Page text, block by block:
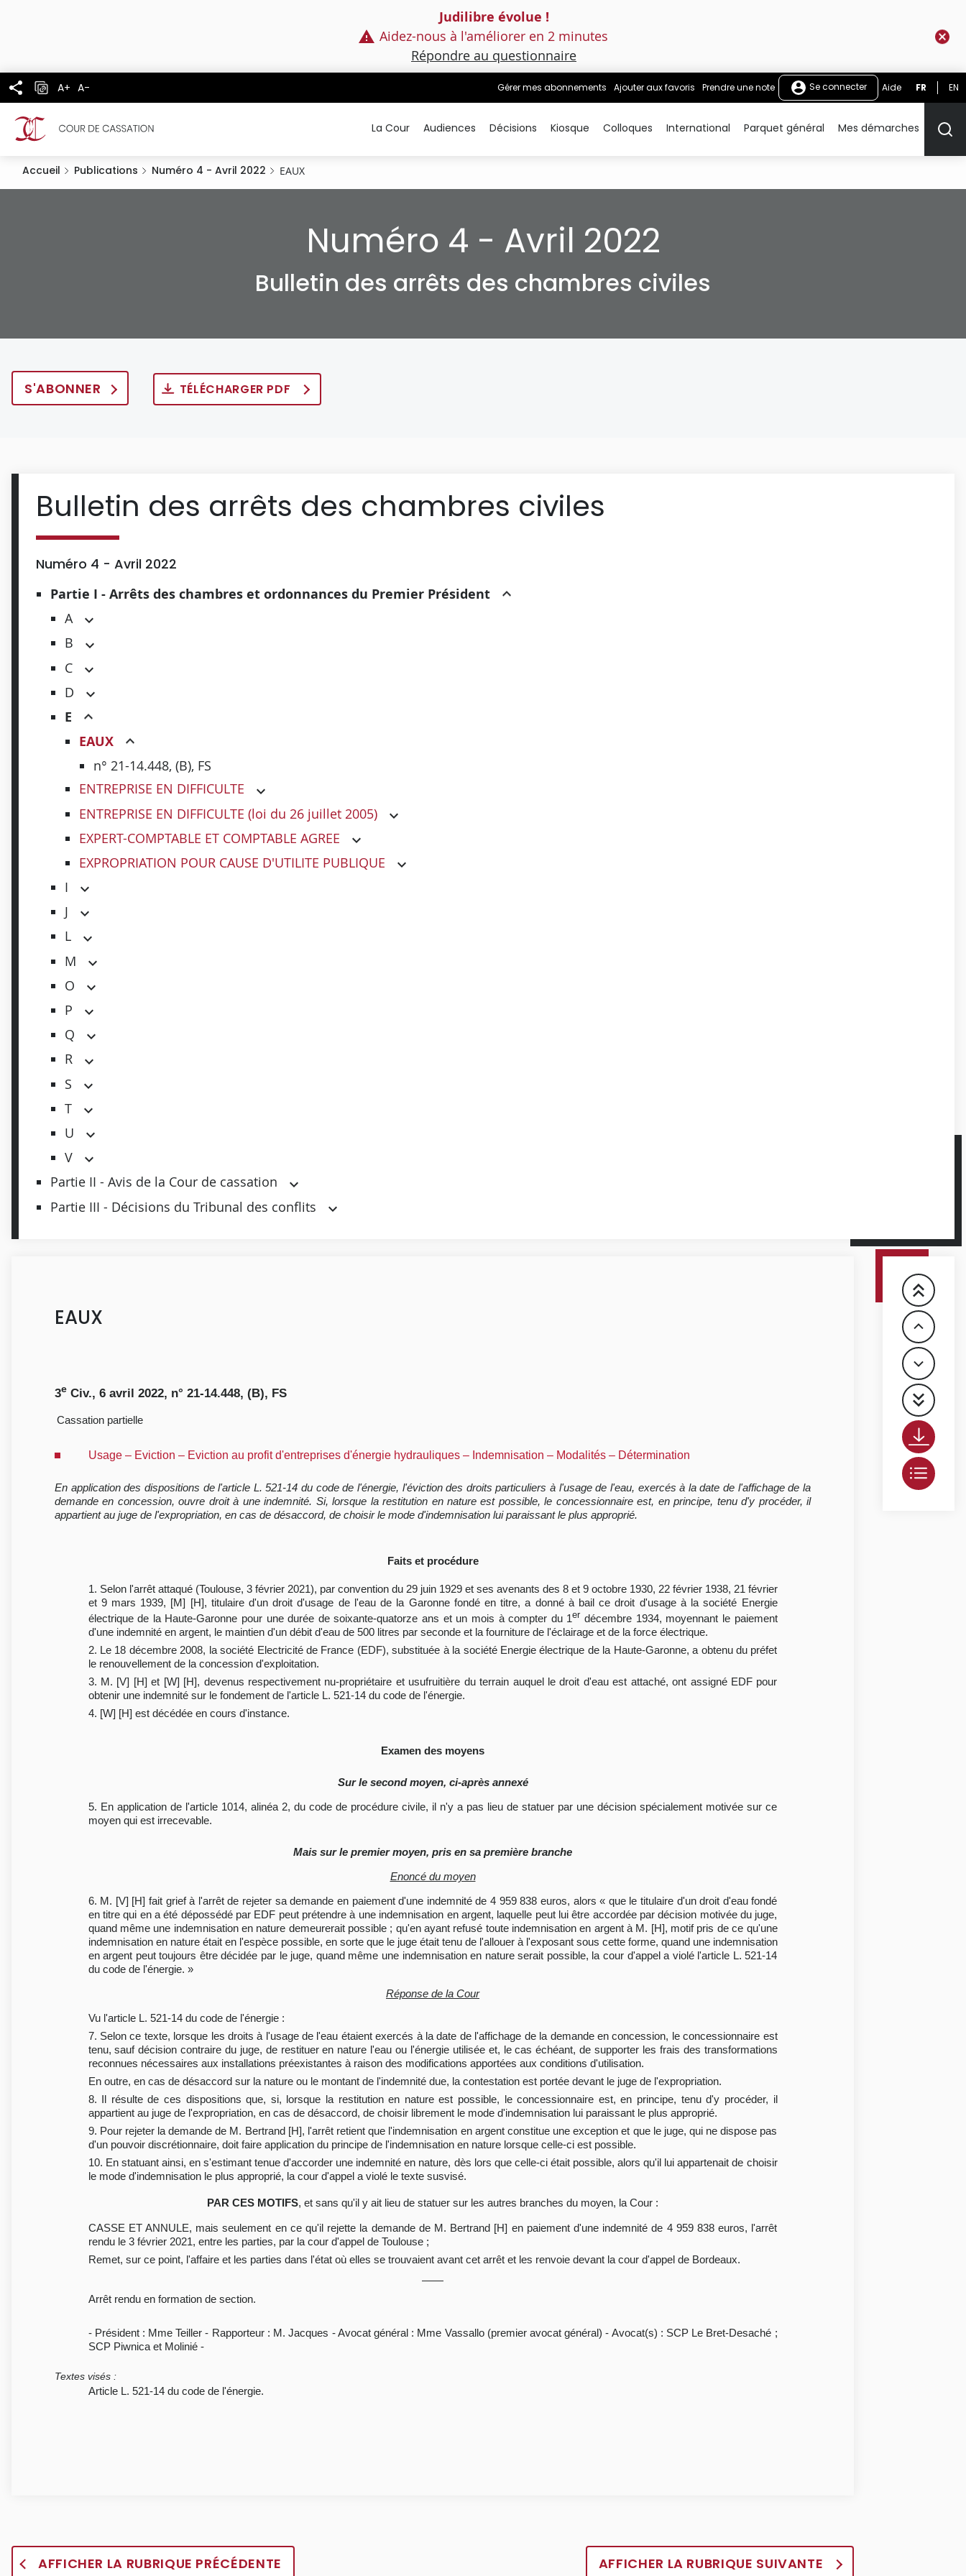
Judilibre évolue !
Aidez-nous à l'améliorer en 2 minutes
Répondre au questionnaire
A+ A- Gérer mes abonnements Ajouter aux favoris Prendre une note Se connecter Aide FR EN
La Cour Audiences Décisions Kiosque Colloques International Parquet général Mes démarches
Accueil Publications Numéro 4 - Avril 2022 EAUX
Numéro 4 - Avril 2022
Bulletin des arrêts des chambres civiles
S'ABONNER TÉLÉCHARGER PDF
Bulletin des arrêts des chambres civiles
Numéro 4 - Avril 2022
Partie I - Arrêts des chambres et ordonnances du Premier Président
A
B
C
D
E
EAUX
n° 21-14.448, (B), FS
ENTREPRISE EN DIFFICULTE
ENTREPRISE EN DIFFICULTE (loi du 26 juillet 2005)
EXPERT-COMPTABLE ET COMPTABLE AGREE
EXPROPRIATION POUR CAUSE D'UTILITE PUBLIQUE
I
J
L
M
O
P
Q
R
S
T
U
V
Partie II - Avis de la Cour de cassation
Partie III - Décisions du Tribunal des conflits
EAUX
3e Civ., 6 avril 2022, n° 21-14.448, (B), FS
Cassation partielle
Usage – Eviction – Eviction au profit d'entreprises d'énergie hydrauliques – Indemnisation – Modalités – Détermination
En application des dispositions de l'article L. 521-14 du code de l'énergie, l'éviction des droits particuliers à l'usage de l'eau, exercés à la date de l'affichage de la
demande en concession, ouvre droit à une indemnité. Si, lorsque la restitution en nature est possible, le concessionnaire est, en principe, tenu d'y procéder, il
appartient au juge de l'expropriation, en cas de désaccord, de choisir le mode d'indemnisation lui paraissant le plus approprié.
Faits et procédure
1. Selon l'arrêt attaqué (Toulouse, 3 février 2021), par convention du 29 juin 1929 et ses avenants des 8 et 9 octobre 1930, 22 février 1938, 21 février
et 9 mars 1939, [M] [H], titulaire d'un droit d'usage de l'eau de la Garonne fondé en titre, a donné à bail ce droit d'usage à la société Energie
électrique de la Haute-Garonne pour une durée de soixante-quatorze ans et un mois à compter du 1er décembre 1934, moyennant le paiement
d'une indemnité en argent, le maintien d'un débit d'eau de 500 litres par seconde et la fourniture de l'éclairage et de la force électrique.
2. Le 18 décembre 2008, la société Electricité de France (EDF), substituée à la société Energie électrique de la Haute-Garonne, a obtenu du préfet
le renouvellement de la concession d'exploitation.
3. M. [V] [H] et [W] [H], devenus respectivement nu-propriétaire et usufruitière du terrain auquel le droit d'eau est attaché, ont assigné EDF pour
obtenir une indemnité sur le fondement de l'article L. 521-14 du code de l'énergie.
4. [W] [H] est décédée en cours d'instance.
Examen des moyens
Sur le second moyen, ci-après annexé
5. En application de l'article 1014, alinéa 2, du code de procédure civile, il n'y a pas lieu de statuer par une décision spécialement motivée sur ce
moyen qui est irrecevable.
Mais sur le premier moyen, pris en sa première branche
Enoncé du moyen
6. M. [V] [H] fait grief à l'arrêt de rejeter sa demande en paiement d'une indemnité de 4 959 838 euros, alors « que le titulaire d'un droit d'eau fondé
en titre qui en a été dépossédé par EDF peut prétendre à une indemnisation en argent, laquelle peut lui être accordée par décision motivée du juge,
quand même une indemnisation en nature demeurerait possible ; qu'en ayant refusé toute indemnisation en argent à M. [H], motif pris de ce qu'une
indemnisation en nature était en l'espèce possible, en sorte que le juge était tenu de l'allouer à l'exposant sous cette forme, quand une indemnisation
en argent peut toujours être décidée par le juge, quand même une indemnisation en nature serait possible, la cour d'appel a violé l'article L. 521-14
du code de l'énergie. »
Réponse de la Cour
Vu l'article L. 521-14 du code de l'énergie :
7. Selon ce texte, lorsque les droits à l'usage de l'eau étaient exercés à la date de l'affichage de la demande en concession, le concessionnaire est
tenu, sauf décision contraire du juge, de restituer en nature l'eau ou l'énergie utilisée et, le cas échéant, de supporter les frais des transformations
reconnues nécessaires aux installations préexistantes à raison des modifications apportées aux conditions d'utilisation.
En outre, en cas de désaccord sur la nature ou le montant de l'indemnité due, la contestation est portée devant le juge de l'expropriation.
8. Il résulte de ces dispositions que, si, lorsque la restitution en nature est possible, le concessionnaire est, en principe, tenu d'y procéder, il
appartient au juge de l'expropriation, en cas de désaccord, de choisir librement le mode d'indemnisation lui paraissant le plus approprié.
9. Pour rejeter la demande de M. Bertrand [H], l'arrêt retient que l'indemnisation en argent constitue une exception et que le juge, qui ne dispose pas
d'un pouvoir discrétionnaire, doit faire application du principe de l'indemnisation en nature lorsque celle-ci est possible.
10. En statuant ainsi, en s'estimant tenue d'accorder une indemnité en nature, dès lors que celle-ci était possible, alors qu'il lui appartenait de choisir
le mode d'indemnisation le plus approprié, la cour d'appel a violé le texte susvisé.
PAR CES MOTIFS, et sans qu'il y ait lieu de statuer sur les autres branches du moyen, la Cour :
CASSE ET ANNULE, mais seulement en ce qu'il rejette la demande de M. Bertrand [H] en paiement d'une indemnité de 4 959 838 euros, l'arrêt
rendu le 3 février 2021, entre les parties, par la cour d'appel de Toulouse ;
Remet, sur ce point, l'affaire et les parties dans l'état où elles se trouvaient avant cet arrêt et les renvoie devant la cour d'appel de Bordeaux.
Arrêt rendu en formation de section.
- Président : Mme Teiller - Rapporteur : M. Jacques - Avocat général : Mme Vassallo (premier avocat général) - Avocat(s) : SCP Le Bret-Desaché ;
SCP Piwnica et Molinié -
Textes visés :
Article L. 521-14 du code de l'énergie.
AFFICHER LA RUBRIQUE PRÉCÉDENTE AFFICHER LA RUBRIQUE SUIVANTE